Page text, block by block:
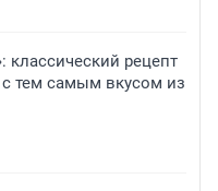
классический рецепт
тем самым вкусом из